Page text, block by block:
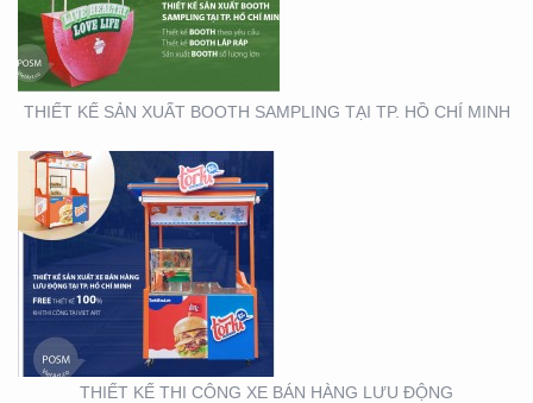
THIẾT KẾ SẢN XUẤT BOOTH SAMPLING TẠI TP. HỒ CHÍ MINH
THIẾT KẾ THI CÔNG XE BÁN HÀNG LƯU ĐỘNG
THIẾT KẾ SẢN XUẤT TỜ
RƠI TOYOTA